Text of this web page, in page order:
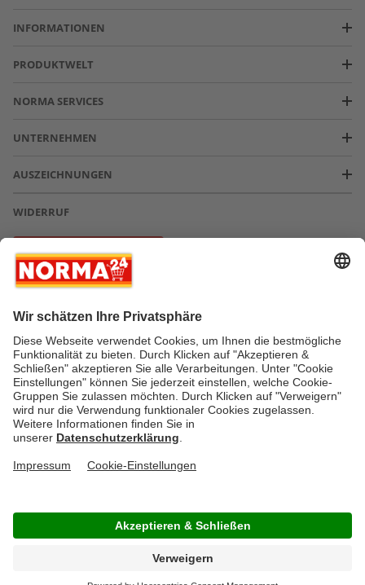
INFORMATIONEN
PRODUKTWELT
NORMA SERVICES
UNTERNEHMEN
AUSZEICHNUNGEN
WIDERRUF
Vertrag widerrufen
* Greifen Sie schnell zu! Alle angegebenen Preise in Euro und inklusive der
gesetzlichen Mehrwertsteuer. Irrtümer durch Schreib-, Programmier- und
AGB
Verantwortung / CSR Newsletter
Rücksendung
Copyright © by NORMA24 Online-Shop GmbH & Co. KG